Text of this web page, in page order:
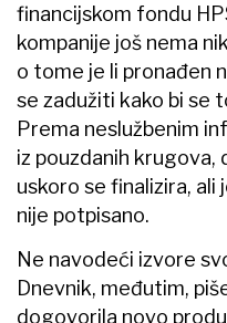
financijskom fondu
kompanije još nema
o tome je li pronađen
se zadužiti kako bi se
Prema neslužbenim
iz pouzdanih
uskoro se finalizira,
nije potpisano.
Ne navodeći izvore
Dnevnik, međutim,
dogovorila novo